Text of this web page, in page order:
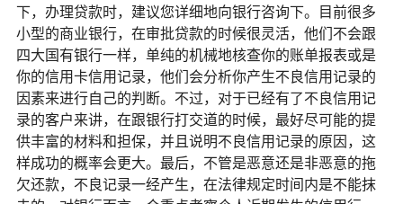
下，办理贷款时，建议您详细地向银行咨询下。目前很多
小型的商业银行，在审批贷款的时候很灵活，他们不会跟
四大国有银行一样，单纯的机械地核查你的账单报表或是
你的信用卡信用记录，他们会分析你产生不良信用记录的
因素来进行自己的判断。不过，对于已经有了不良信用记
录的客户来讲，在跟银行打交道的时候，最好尽可能的提
供丰富的材料和担保，并且说明不良信用记录的原因，这
样成功的概率会更大。最后，不管是恶意还是非恶意的拖
欠还款，不良记录一经产生，在法律规定时间内是不能抹